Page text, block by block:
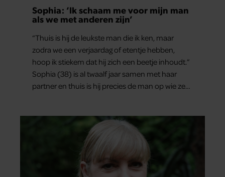
Sophia: ‘Ik schaam me voor mijn man
als we met anderen zijn’
“Thuis is hij de leukste man die ik ken, maar
zodra we een verjaardag of etentje hebben,
hoop ik stiekem dat hij zich een beetje inhoudt.”
Sophia (38) is al twaalf jaar samen met haar
partner en thuis is hij precies de man op wie ze
ze samen onder de mensen zijn.